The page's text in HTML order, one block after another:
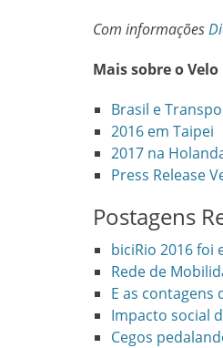
Com informações
Mais sobre o Velo
Brasil e
2016 em Taipei
2017 na
Press Release
Postagens
biciRio 2016 foi
Rede de
E as contagens
Impacto social
Cegos